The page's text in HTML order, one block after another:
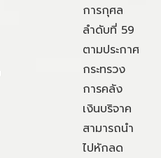
การกุศล
ลำดับที่ 59
ตามประกาศ
กระทรวง
การคลัง
เงินบริจาค
สามารถนำ
ไปหักลด